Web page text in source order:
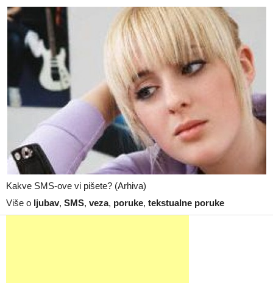
Kakve SMS-ove vi pišete? (Arhiva)
Više o ljubav, SMS, veza, poruke, tekstualne poruke